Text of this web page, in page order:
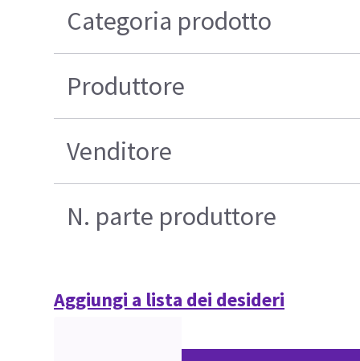
Categoria prodotto
Produttore
Venditore
N. parte produttore
Aggiungi a lista dei desideri